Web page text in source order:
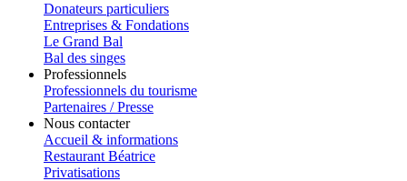
Donateurs particuliers
Entreprises & Fondations
Le Grand Bal
Bal des singes
Professionnels
Professionnels du tourisme
Partenaires / Presse
Nous contacter
Accueil & informations
Restaurant Béatrice
Privatisations